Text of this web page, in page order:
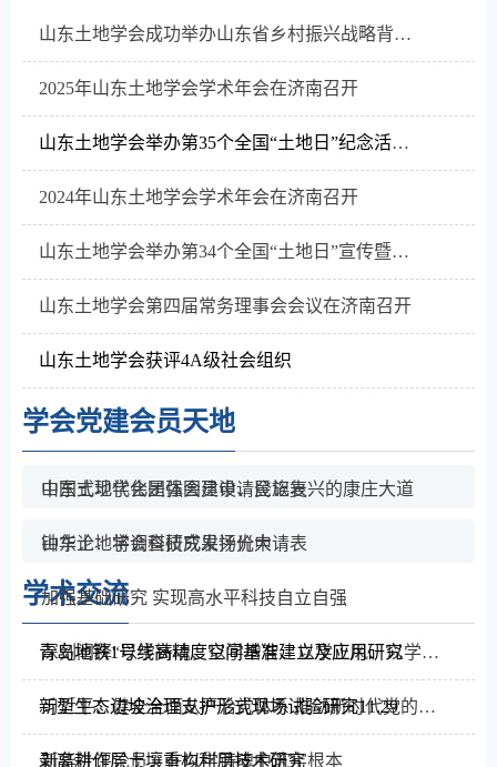
山东土地学会成功举办山东省乡村振兴战略背景下全域土地综合整治产业研讨会
2025年山东土地学会学术年会在济南召开
山东土地学会举办第35个全国“土地日”纪念活动暨土地整治与生态修复交流会​
2024年山东土地学会学术年会在济南召开
山东土地学会举办第34个全国“土地日”宣传暨学术交流会
山东土地学会第四届常务理事会会议在济南召开
山东土地学会获评4A级社会组织
学会党建
中国式现代化是强国建设、民族复兴的康庄大道
钟华论：将调查研究发扬光大
加强基础研究 实现高水平科技自立自强
深刻阐释“以学铸魂、以学增智、以学正风、以学促干”
习近平：健全全面从严治党体系 推动新时代党的建设新的伟大工程向纵深发展
新华社评论员：在以学铸魂中筑牢根本
会员天地
山东土地学会团体会员申请登记表
山东土地学会科技成果评价申请表
学术交流
青岛地铁1号线高精度空间基准建立及应用研究
新型生态边坡治理支护形式现场试验研究11.29
剥离耕作层土壤重构利用技术研究